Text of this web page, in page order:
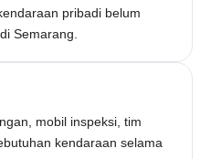
pribadi belum
Semarang.
mobil inspeksi, tim
kendaraan selama